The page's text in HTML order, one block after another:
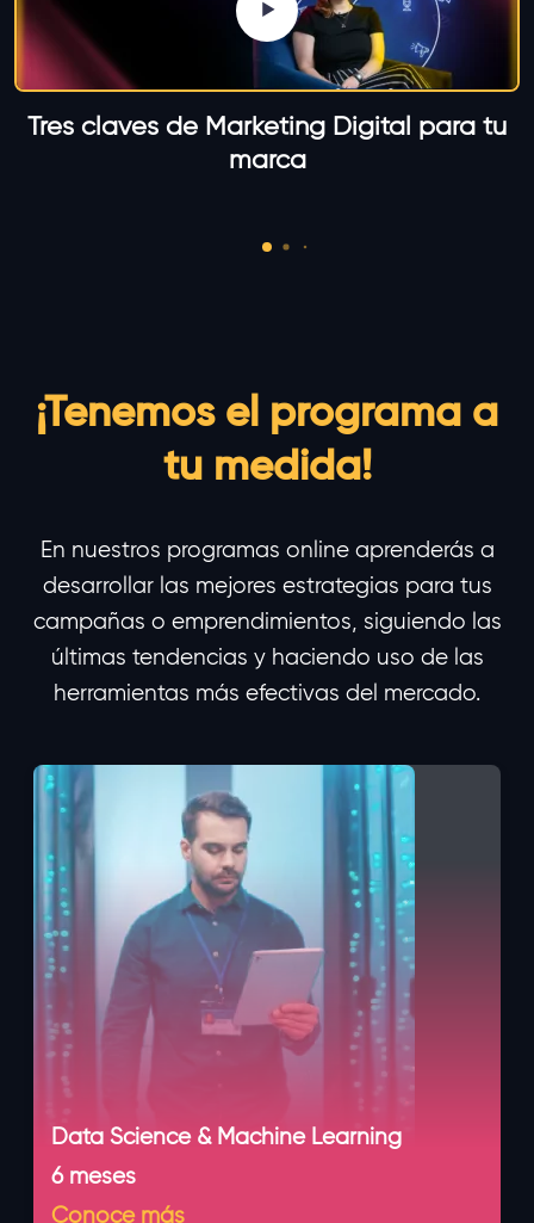
Tres claves de Marketing Digital para tu
marca
¡Tenemos el programa a
tu medida!
En nuestros programas online aprenderás a
desarrollar las mejores estrategias para tus
campañas o emprendimientos, siguiendo las
últimas tendencias y haciendo uso de las
herramientas más efectivas del mercado.
Data Science & Machine Learning
6 meses
Conoce más